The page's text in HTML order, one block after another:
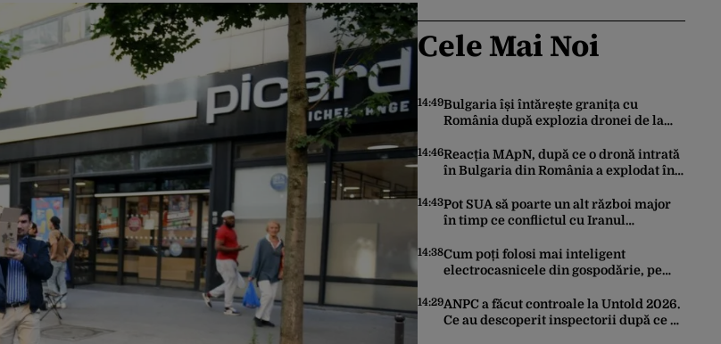
Cele Mai Noi
14:49Bulgaria își întărește granița cu
România după explozia dronei de la
frontiera cu Turcia
14:46Reacția MApN, după ce o dronă intrată
în Bulgaria din România a explodat în
14:43Pot SUA să poarte un alt război major
în timp ce conflictul cu Iranul
THAAD și Tomahawk?
14:38Cum poți folosi mai inteligent
electrocasnicele din gospodărie, pe
prelungi durata de viață
14:29ANPC a făcut controale la Untold 2026.
Ce au descoperit inspectorii după ce au